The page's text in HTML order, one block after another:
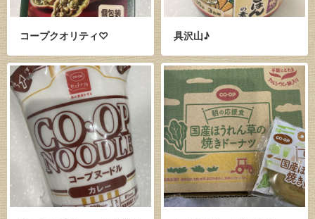
コープクオリティ♡ 具沢山♪